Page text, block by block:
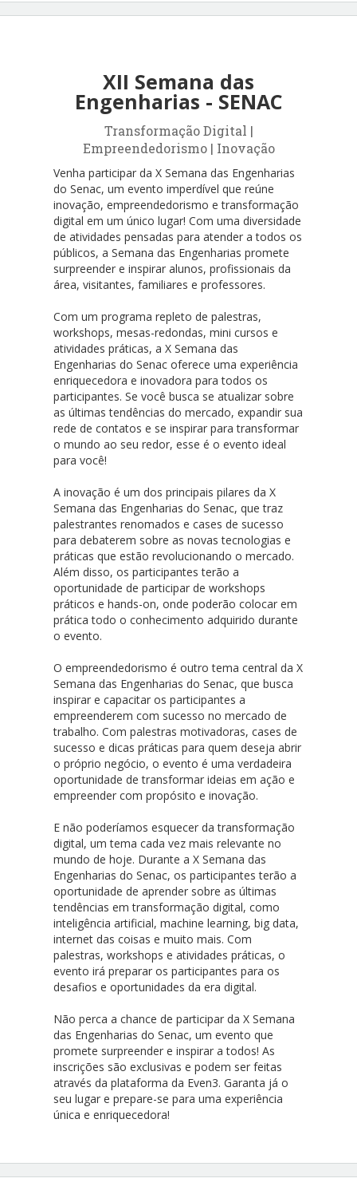
XII Semana das
Engenharias - SENAC
Transformação Digital |
Empreendedorismo | Inovação
Venha participar da X Semana das Engenharias
do Senac, um evento imperdível que reúne
inovação, empreendedorismo e transformação
digital em um único lugar! Com uma diversidade
de atividades pensadas para atender a todos os
públicos, a Semana das Engenharias promete
surpreender e inspirar alunos, profissionais da
área, visitantes, familiares e professores.
Com um programa repleto de palestras,
workshops, mesas-redondas, mini cursos e
atividades práticas, a X Semana das
Engenharias do Senac oferece uma experiência
enriquecedora e inovadora para todos os
participantes. Se você busca se atualizar sobre
as últimas tendências do mercado, expandir sua
rede de contatos e se inspirar para transformar
o mundo ao seu redor, esse é o evento ideal
para você!
A inovação é um dos principais pilares da X
Semana das Engenharias do Senac, que traz
palestrantes renomados e cases de sucesso
para debaterem sobre as novas tecnologias e
práticas que estão revolucionando o mercado.
Além disso, os participantes terão a
oportunidade de participar de workshops
práticos e hands-on, onde poderão colocar em
prática todo o conhecimento adquirido durante
o evento.
O empreendedorismo é outro tema central da X
Semana das Engenharias do Senac, que busca
inspirar e capacitar os participantes a
empreenderem com sucesso no mercado de
trabalho. Com palestras motivadoras, cases de
sucesso e dicas práticas para quem deseja abrir
o próprio negócio, o evento é uma verdadeira
oportunidade de transformar ideias em ação e
empreender com propósito e inovação.
E não poderíamos esquecer da transformação
digital, um tema cada vez mais relevante no
mundo de hoje. Durante a X Semana das
Engenharias do Senac, os participantes terão a
oportunidade de aprender sobre as últimas
tendências em transformação digital, como
inteligência artificial, machine learning, big data,
internet das coisas e muito mais. Com
palestras, workshops e atividades práticas, o
evento irá preparar os participantes para os
desafios e oportunidades da era digital.
Não perca a chance de participar da X Semana
das Engenharias do Senac, um evento que
promete surpreender e inspirar a todos! As
inscrições são exclusivas e podem ser feitas
através da plataforma da Even3. Garanta já o
seu lugar e prepare-se para uma experiência
única e enriquecedora!